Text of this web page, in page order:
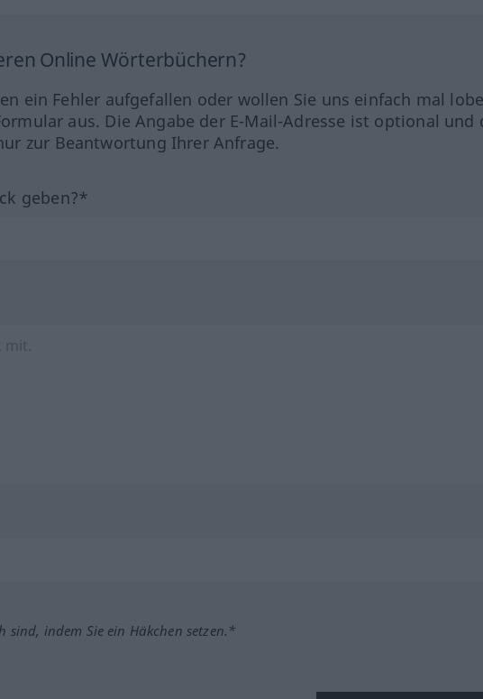
Online Wörterbüchern?
ein Fehler aufgefallen oder wollen Sie uns einfach mal
aus. Die Angabe der E-Mail-Adresse ist optional und
zur Beantwortung Ihrer Anfrage.
geben?*
sind, indem Sie ein Häkchen setzen.*